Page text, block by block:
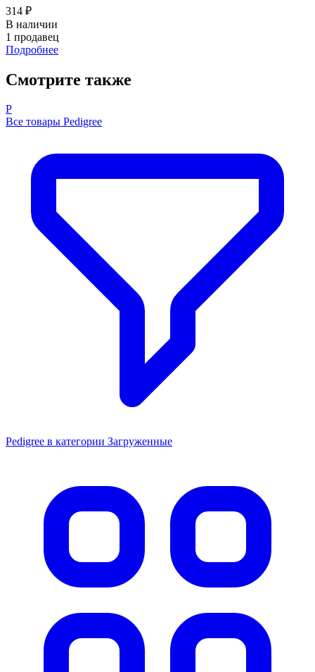
314 ₽
В наличии
1 продавец
Подробнее
Смотрите также
P
Все товары Pedigree
Pedigree в категории Загруженные